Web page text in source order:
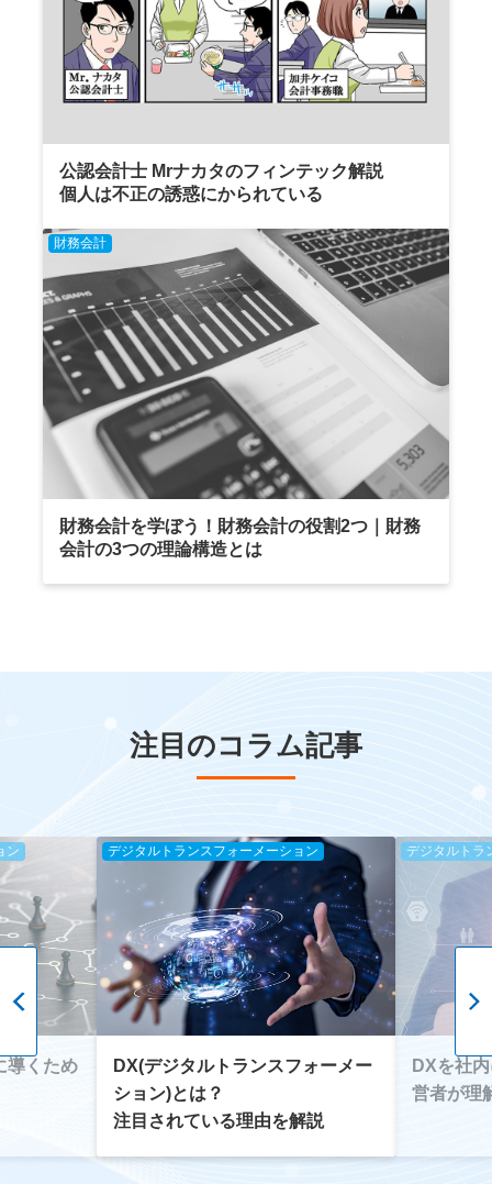
公認会計士 Mrナカタのフィンテック解説
個人は不正の誘惑にかられている
財務会計
財務会計を学ぼう！財務会計の役割2つ｜財務
会計の3つの理論構造とは
注目のコラム記事
ン
導くため
デジタルトランスフォーメーション
DX(デジタルトランスフォーメー
ション)とは？
注目されている理由を解説
デジタルトラ
DXを社
営者が理